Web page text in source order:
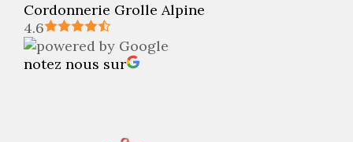
Cordonnerie Grolle Alpine
4.6
notez nous sur